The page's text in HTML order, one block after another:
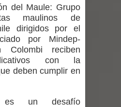
Comunal de Salud de
jornada de
contra la Influenza y otros
del Maule: Grupo
maulinos de
dirigidos por el
por Mindep-
Colombi reciben
con la
deben cumplir en
un desafío